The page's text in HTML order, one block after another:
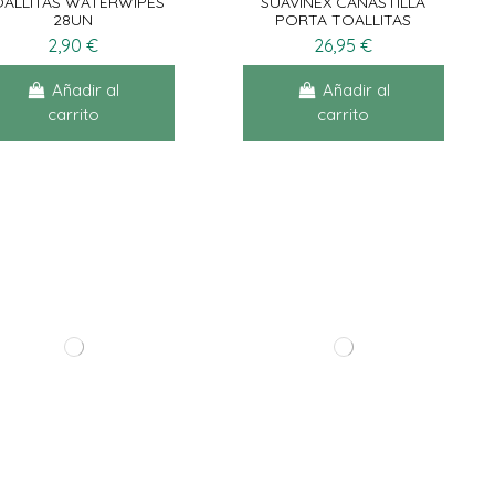
28UN
2,90 €
Añadir al
carrito
PORTA TOALLITAS
26,95 €
Añadir al
carrito